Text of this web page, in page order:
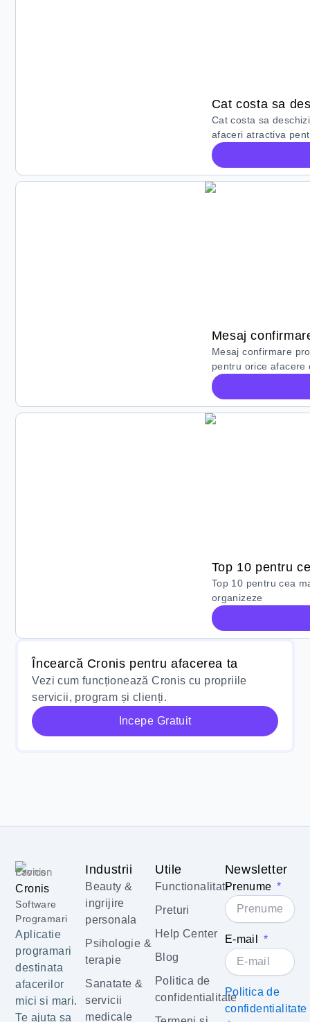
Cat costa sa
Cat costa sa
afaceri atractiva
Mesaj
Mesaj confirmare
pentru orice afacere
Top 10 pentru
Top 10 pentru cea
organizeze
Încearcă Cronis pentru afacerea ta
Vezi cum funcționează Cronis cu propriile
servicii, program și clienți.
Incepe Gratuit
Cronis
Software
Programari
Aplicatie
programari
destinata
afacerilor
mici si mari.
Te ajuta sa
Industrii
Beauty &
ingrijire
personala
Psihologie &
terapie
Sanatate &
servicii
medicale
Utile
Functionalitati
Preturi
Help Center
Blog
Politica de
confidentialitate
Newsletter
Prenume
E-mail
Politica de
confidentialitate